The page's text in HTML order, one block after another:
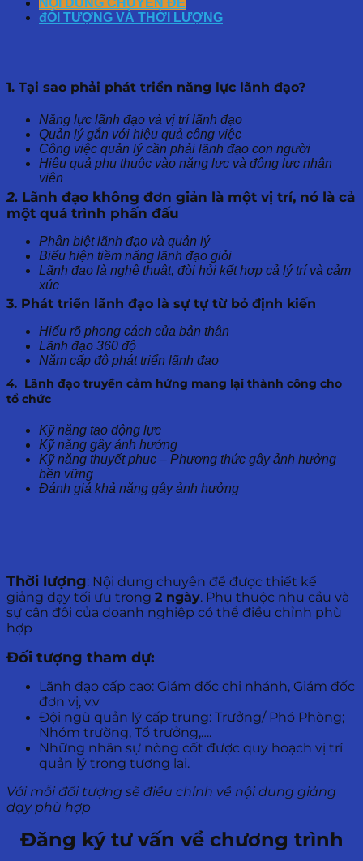
NỘI DUNG CHUYÊN ĐỀ
đỐI TƯỢNG VÀ THỜI LƯỢNG
1. Tại sao phải phát triển năng lực lãnh đạo?
Năng lực lãnh đạo và vị trí lãnh đạo
Quản lý gắn với hiệu quả công việc
Công việc quản lý cần phải lãnh đạo con người
Hiệu quả phụ thuộc vào năng lực và động lực nhân
viên
2. Lãnh đạo không đơn giản là một vị trí, nó là cả
một quá trình phấn đấu
Phân biệt lãnh đạo và quản lý
Biểu hiện tiềm năng lãnh đạo giỏi
Lãnh đạo là nghệ thuật, đòi hỏi kết hợp cả lý trí và cảm
xúc
3. Phát triển lãnh đạo là sự tự từ bỏ định kiến
Hiểu rõ phong cách của bản thân
Lãnh đạo 360 độ
Năm cấp độ phát triển lãnh đạo
4. Lãnh đạo truyền cảm hứng mang lại thành công cho
tổ chức
Kỹ năng tạo động lực
Kỹ năng gây ảnh hưởng
Kỹ năng thuyết phục – Phương thức gây ảnh hưởng
bền vững
Đánh giá khả năng gây ảnh hưởng
Thời lượng: Nội dung chuyên đề được thiết kế
giảng dạy tối ưu trong 2 ngày. Phụ thuộc nhu cầu và
sự cân đôi của doanh nghiệp có thể điều chỉnh phù
hợp
Đối tượng tham dự:
Lãnh đạo cấp cao: Giám đốc chi nhánh, Giám đốc
đơn vị, v.v
Đội ngũ quản lý cấp trung: Trưởng/ Phó Phòng;
Nhóm trường, Tổ trưởng,….
Những nhân sự nòng cốt được quy hoạch vị trí
quản lý trong tương lai.
Với mỗi đối tượng sẽ điều chỉnh về nội dung giảng
dạy phù hợp
Đăng ký tư vấn về chương trình